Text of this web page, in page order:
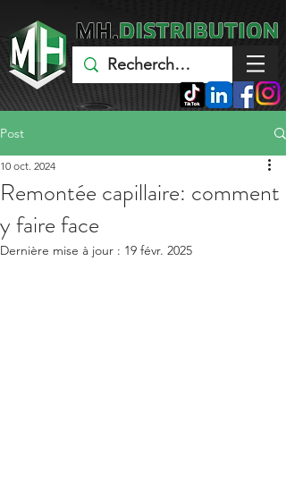
Post
Remontée capillaire: comment
y faire face
10 oct. 2024
Dernière mise à jour : 19 févr. 2025